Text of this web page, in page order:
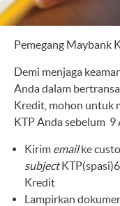
Pemegang Maybank
Demi menjaga
Anda dalam
Kredit, mohon untuk
KTP Anda sebelum 9
Kirim emailke
subject
Kredit
Lampirkan